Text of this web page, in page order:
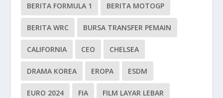
BERITA FORMULA 1 BERITA MOTOGP
BERITA WRC BURSA TRANSFER PEMAIN
CALIFORNIA CEO CHELSEA
DRAMA KOREA EROPA ESDM
EURO 2024 FIA FILM LAYAR LEBAR